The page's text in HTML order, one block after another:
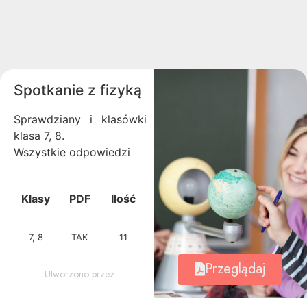
Spotkanie z fizyką
Sprawdziany i klasówki
klasa 7, 8.
Wszystkie odpowiedzi
Klasy PDF Ilość
7, 8 TAK 11
Utworzono przez: Przeglądaj